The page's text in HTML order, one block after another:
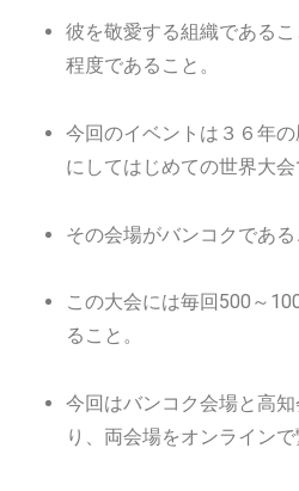
彼を敬愛する組織である
程度であること。
今回のイベントは３６年
にしてはじめての世界大会
その会場がバンコクである
この大会には毎回500～
ること。
今回はバンコク会場と高
り、両会場をオンラインで